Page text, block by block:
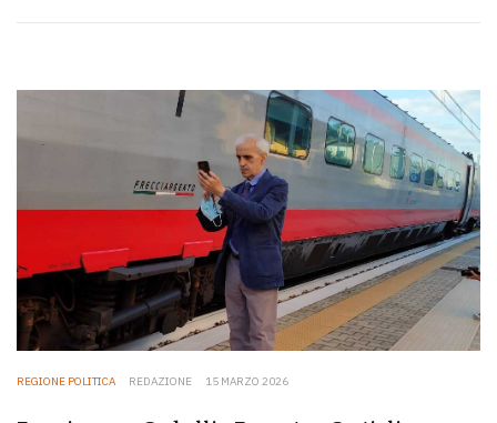
REGIONE POLITICA REDAZIONE 15 MARZO 2026